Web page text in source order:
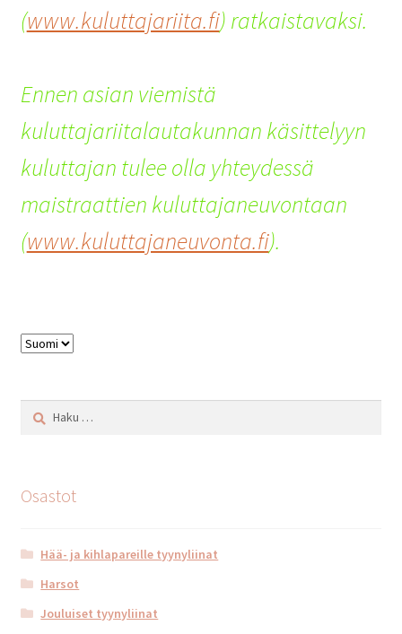
(www.kuluttajariita.fi) ratkaistavaksi.
Ennen asian viemistä
kuluttajariitalautakunnan käsittelyyn
kuluttajan tulee olla yhteydessä
maistraattien kuluttajaneuvontaan
(www.kuluttajaneuvonta.fi).
Valitse
Haku:
Osastot
Hää- ja kihlapareille tyynyliinat
Harsot
Jouluiset tyynyliinat